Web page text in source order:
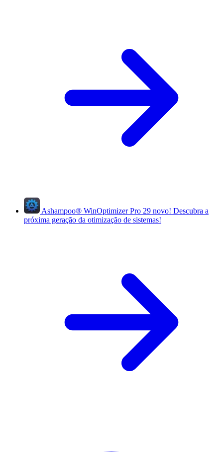
Ashampoo® WinOptimizer Pro 29 novo! Descubra a
próxima geração da otimização de sistemas!